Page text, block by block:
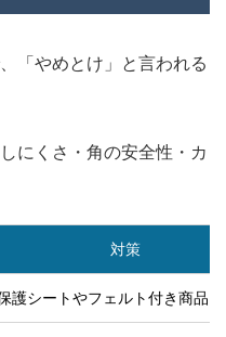
「やめとけ」と言われる
にくさ・角の安全性・カ
対策
護シートやフェルト付き商品